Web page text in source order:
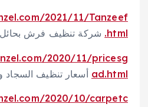
2021/11/Tanzeef
.html شركة تنظيف فرش بحائل
2020/11/pricesg
ad.html أسعار تنظيف السجاد
2020/10/carpetc